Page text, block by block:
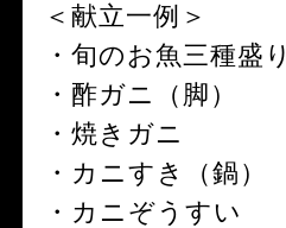
＜献立一例＞
・旬のお魚三種盛り
・酢ガニ（脚）
・焼きガニ
・カニすき（鍋）
・カニぞうすい